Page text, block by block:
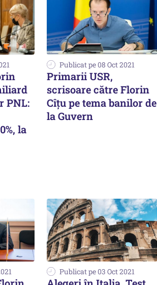
PNL:
la
Publicat pe 08 Oct 2021
Primarii USR,
scrisoare către Florin
Cîțu pe tema banilor de
la Guvern
Publicat pe 03 Oct 2021